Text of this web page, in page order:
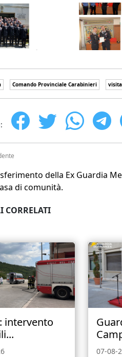
Comando Provinciale Carabinieri
della Ex Guardia
di comunità.
CORRELATI
intervento
07-08-